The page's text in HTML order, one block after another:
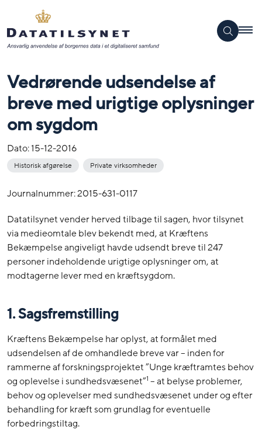
Vedrørende udsendelse af
breve med urigtige oplysninger
om sygdom
Dato:15-12-2016
Historisk afgørelse Private virksomheder
Journalnummer: 2015-631-0117
Datatilsynet vender herved tilbage til sagen, hvor tilsynet
via medieomtale blev bekendt med, at Kræftens
Bekæmpelse angiveligt havde udsendt breve til 247
personer indeholdende urigtige oplysninger om, at
modtagerne lever med en kræftsygdom.
1. Sagsfremstilling
Kræftens Bekæmpelse har oplyst, at formålet med
udsendelsen af de omhandlede breve var – inden for
rammerne af forskningsprojektet ”Unge kræftramtes behov
og oplevelse i sundhedsvæsenet”1 – at belyse problemer,
behov og oplevelser med sundhedsvæsenet under og efter
behandling for kræft som grundlag for eventuelle
forbedringstiltag.